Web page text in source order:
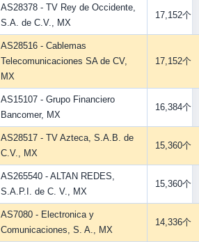
AS28378 - TV Rey de Occidente,
S.A. de C.V., MX
17,152个
AS28516 - Cablemas
Telecomunicaciones SA de CV,
MX
17,152个
AS15107 - Grupo Financiero
Bancomer, MX
16,384个
AS28517 - TV Azteca, S.A.B. de
C.V., MX
15,360个
AS265540 - ALTAN REDES,
S.A.P.I. de C. V., MX
15,360个
AS7080 - Electronica y
Comunicaciones, S. A., MX
14,336个